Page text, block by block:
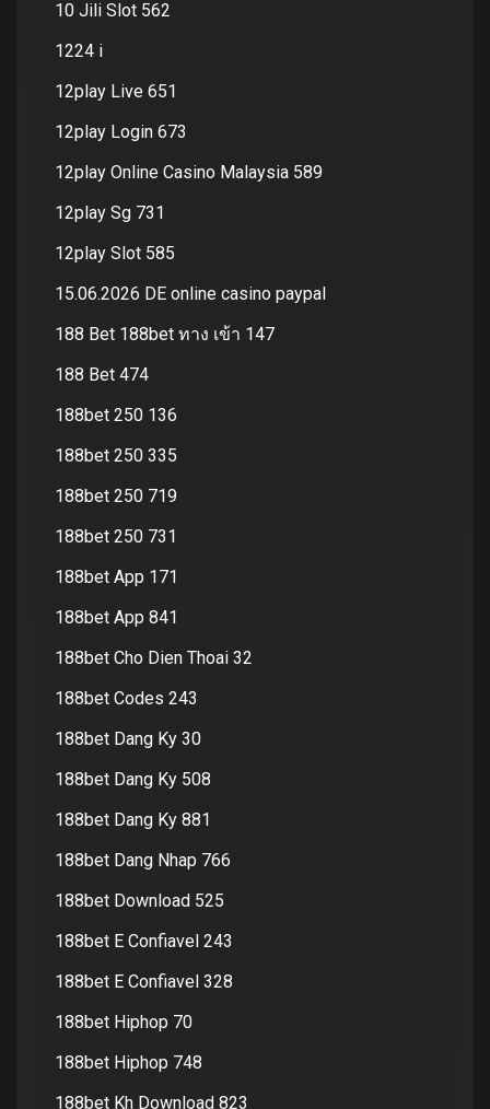
10 Jili Slot 562
1224 i
12play Live 651
12play Login 673
12play Online Casino Malaysia 589
12play Sg 731
12play Slot 585
15.06.2026 DE online casino paypal
188 Bet 188bet ทาง เข้า 147
188 Bet 474
188bet 250 136
188bet 250 335
188bet 250 719
188bet 250 731
188bet App 171
188bet App 841
188bet Cho Dien Thoai 32
188bet Codes 243
188bet Dang Ky 30
188bet Dang Ky 508
188bet Dang Ky 881
188bet Dang Nhap 766
188bet Download 525
188bet E Confiavel 243
188bet E Confiavel 328
188bet Hiphop 70
188bet Hiphop 748
188bet Kh Download 823